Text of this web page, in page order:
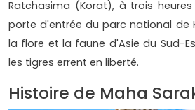
Ratchasima (Korat), à trois
porte d'entrée du parc national de
la flore et la faune d'Asie du Sud-
les tigres errent en liberté.
Histoire de Maha